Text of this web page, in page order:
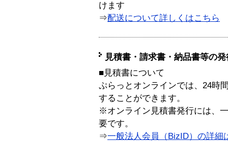
けます
⇒配送について詳しくはこちら
見積書・請求書・納品書等の
■見積書について
ぷらっとオンラインでは、24時
することができます。
※オンライン見積書発行には、
要です。
⇒一般法人会員（BizID）の詳細